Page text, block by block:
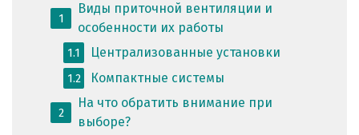
1
Виды приточной вентиляции и
особенности их работы
1.1 Централизованные установки
1.2 Компактные системы
2
На что обратить внимание при
выборе?